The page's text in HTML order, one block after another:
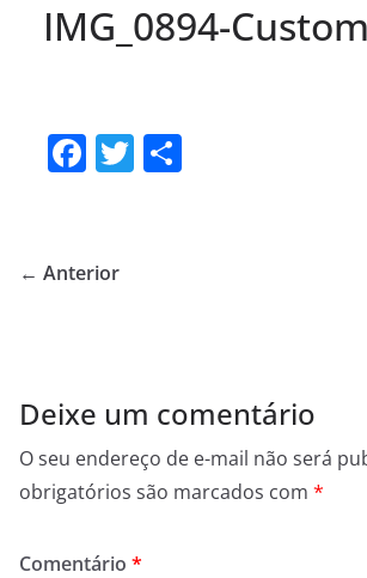
IMG_0894-Custom
F
e
k
T
← Anterior
Deixe um comentário
O seu endereço de e-mail não será
obrigatórios são marcados com *
Comentário *